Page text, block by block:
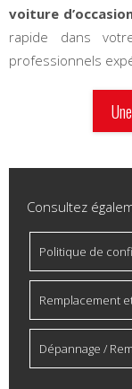
voiture
rapide dans
professionnels
Consultez
Politique de
Remplacement
Dépannage /